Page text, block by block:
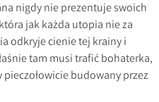
nigdy nie prezentuje swoich
jak każda utopia nie za
odkryje cienie tej krainy i
tam musi trafić bohaterka,
budowany przez